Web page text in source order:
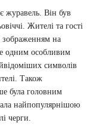
журавель. Він був
Жителі та гості
зображенням на
одним особливим
символів
Також
була головним
найпопулярнішою
черги.